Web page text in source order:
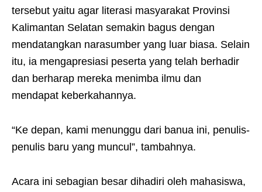
tersebut yaitu agar literasi masyarakat Provinsi
Kalimantan Selatan semakin bagus dengan
mendatangkan narasumber yang luar biasa. Selain
itu, ia mengapresiasi peserta yang telah berhadir
dan berharap mereka menimba ilmu dan
mendapat keberkahannya.
“Ke depan, kami menunggu dari banua ini, penulis-
penulis baru yang muncul”, tambahnya.
Acara ini sebagian besar dihadiri oleh mahasiswa,